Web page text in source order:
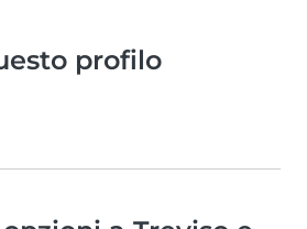
profilo